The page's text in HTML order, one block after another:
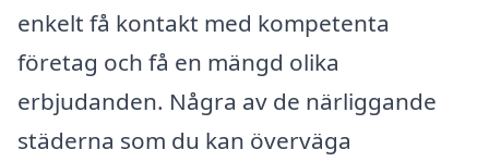
enkelt få kontakt med kompetenta
företag och få en mängd olika
erbjudanden. Några av de närliggande
städerna som du kan överväga